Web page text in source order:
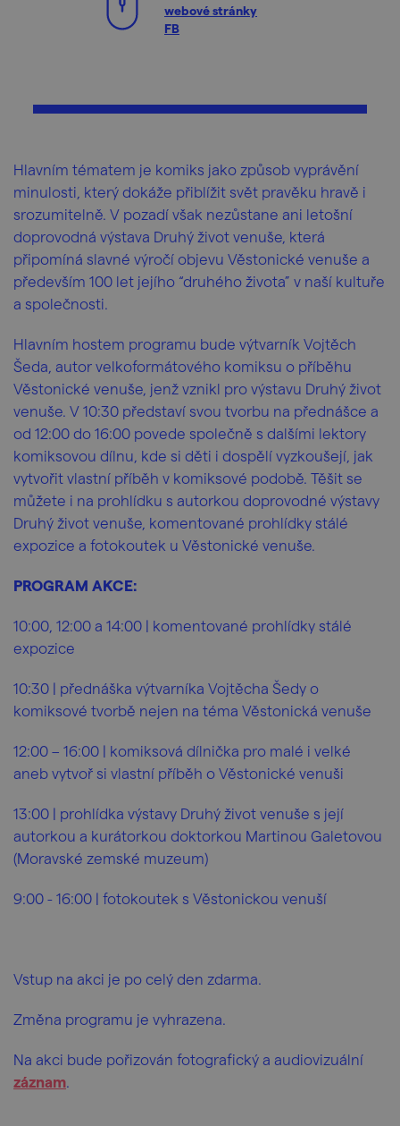
webové stránky
FB
Hlavním tématem je komiks jako způsob vyprávění
minulosti, který dokáže přiblížit svět pravěku hravě i
srozumitelně. V pozadí však nezůstane ani letošní
doprovodná výstava Druhý život venuše, která
připomíná slavné výročí objevu Věstonické venuše a
především 100 let jejího “druhého života” v naší kultuře
a společnosti.
Hlavním hostem programu bude výtvarník Vojtěch
Šeda, autor velkoformátového komiksu o příběhu
Věstonické venuše, jenž vznikl pro výstavu Druhý život
venuše. V 10:30 představí svou tvorbu na přednášce a
od 12:00 do 16:00 povede společně s dalšími lektory
komiksovou dílnu, kde si děti i dospělí vyzkoušejí, jak
vytvořit vlastní příběh v komiksové podobě. Těšit se
můžete i na prohlídku s autorkou doprovodné výstavy
Druhý život venuše, komentované prohlídky stálé
expozice a fotokoutek u Věstonické venuše.
PROGRAM AKCE:
10:00, 12:00 a 14:00 | komentované prohlídky stálé
expozice
10:30 | přednáška výtvarníka Vojtěcha Šedy o
komiksové tvorbě nejen na téma Věstonická venuše
12:00 – 16:00 | komiksová dílnička pro malé i velké
aneb vytvoř si vlastní příběh o Věstonické venuši
13:00 | prohlídka výstavy Druhý život venuše s její
autorkou a kurátorkou doktorkou Martinou Galetovou
(Moravské zemské muzeum)
9:00 - 16:00 | fotokoutek s Věstonickou venuší
Vstup na akci je po celý den zdarma.
Změna programu je vyhrazena.
Na akci bude pořizován fotografický a audiovizuální
záznam.